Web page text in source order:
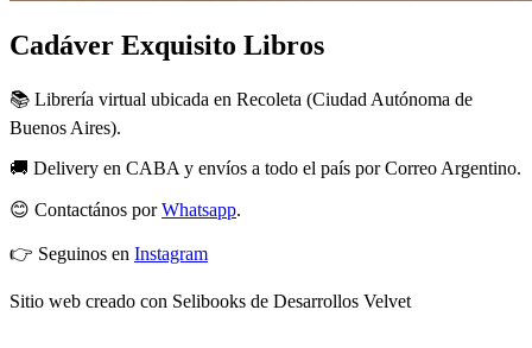
Cadáver Exquisito Libros
📚 Librería virtual ubicada en Recoleta (Ciudad Autónoma de
Buenos Aires).
🚚 Delivery en CABA y envíos a todo el país por Correo Argentino.
😊 Contactános porWhatsapp.
👉 Seguinos en Instagram
Sitio web creado con Selibooks de Desarrollos Velvet